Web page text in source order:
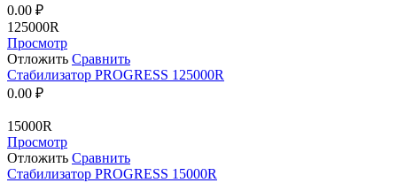
0.00 ₽
125000R
Просмотр
Отложить Сравнить
Стабилизатор PROGRESS 125000R
0.00 ₽
15000R
Просмотр
Отложить Сравнить
Стабилизатор PROGRESS 15000R